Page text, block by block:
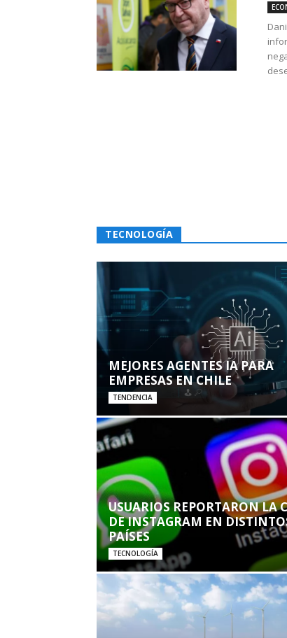
TECNOLOGÍA
MEJORES AGENTES IA PARA
EMPRESAS EN CHILE
TENDENCIA
USUARIOS REPORTARON LA
DE INSTAGRAM EN
PAÍSES
TECNOLOGÍA